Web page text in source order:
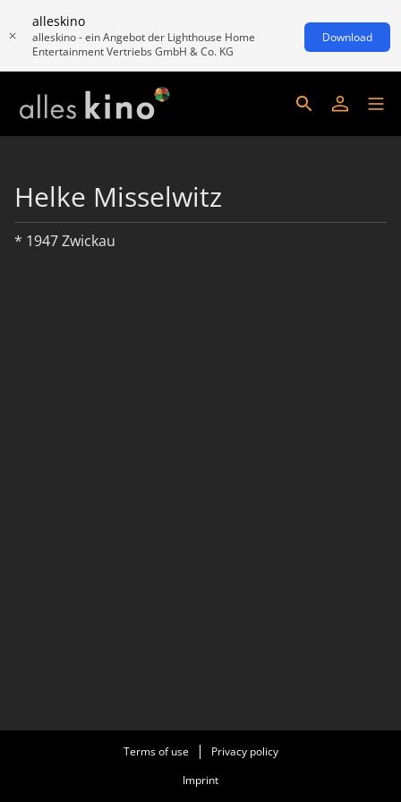
alleskino
alleskino - ein Angebot der Lighthouse Home
Entertainment Vertriebs GmbH & Co. KG
Download
Helke Misselwitz
* 1947 Zwickau
Terms of use
Privacy policy
Imprint